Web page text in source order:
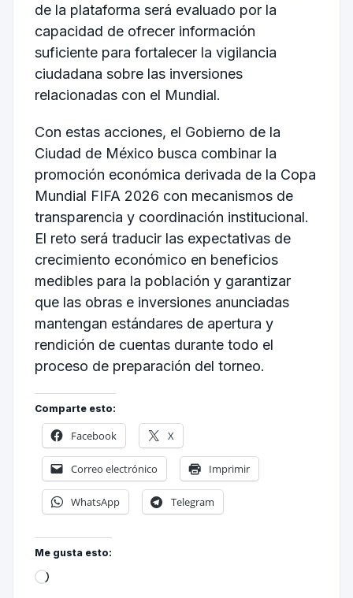
de la plataforma será evaluado por la
capacidad de ofrecer información
suficiente para fortalecer la vigilancia
ciudadana sobre las inversiones
relacionadas con el Mundial.
Con estas acciones, el Gobierno de la
Ciudad de México busca combinar la
promoción económica derivada de la Copa
Mundial FIFA 2026 con mecanismos de
transparencia y coordinación institucional.
El reto será traducir las expectativas de
crecimiento económico en beneficios
medibles para la población y garantizar
que las obras e inversiones anunciadas
mantengan estándares de apertura y
rendición de cuentas durante todo el
proceso de preparación del torneo.
Comparte esto:
Facebook X
Correo electrónico Imprimir
WhatsApp Telegram
Me gusta esto: